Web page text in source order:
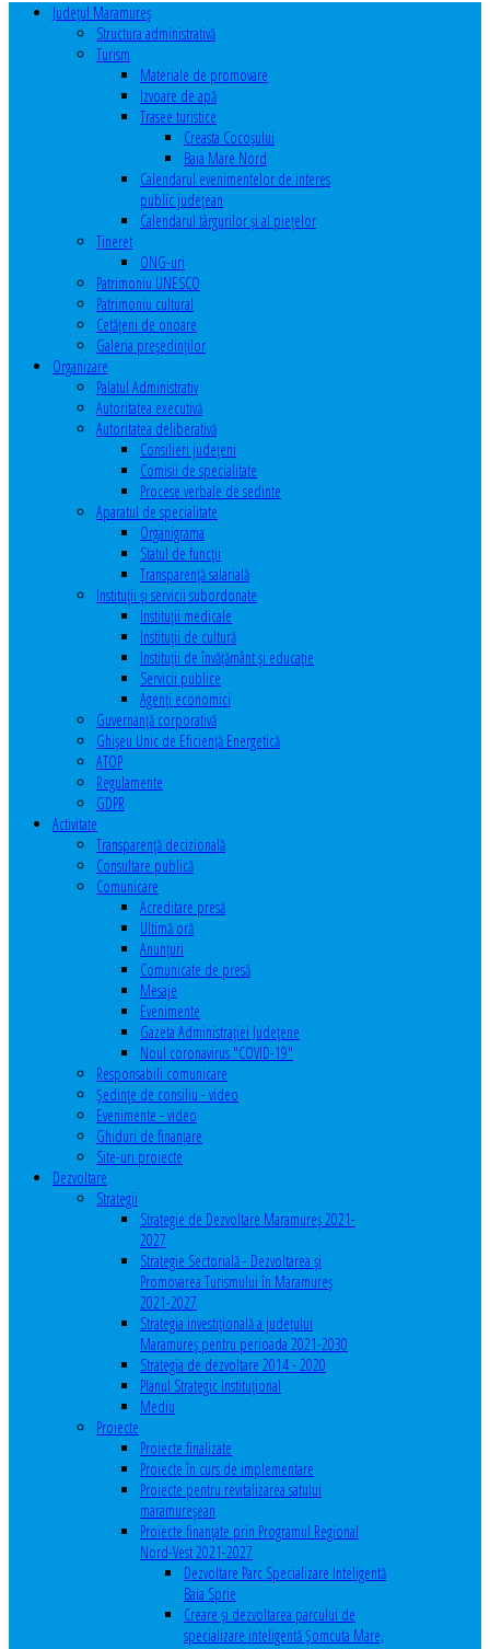
Judeţul Maramureş
Structura administrativă
Turism
Materiale de promovare
Izvoare de apă
Trasee turistice
Creasta Cocoșului
Baia Mare Nord
Calendarul evenimentelor de interes
public judeţean
Calendarul târgurilor şi al pieţelor
Tineret
ONG-uri
Patrimoniu UNESCO
Patrimoniu cultural
Cetăţeni de onoare
Galeria președinților
Organizare
Palatul Administrativ
Autoritatea executivă
Autoritatea deliberativă
Consilieri judeţeni
Comisii de specialitate
Procese verbale de sedinte
Aparatul de specialitate
Organigrama
Statul de funcții
Transparență salarială
Instituţii şi servicii subordonate
Instituţii medicale
Instituţii de cultură
Instituţii de învăţământ şi educaţie
Servicii publice
Agenţi economici
Guvernanță corporativă
Ghişeu Unic de Eficienţă Energetică
ATOP
Regulamente
GDPR
Activitate
Transparenţă decizională
Consultare publică
Comunicare
Acreditare presă
Ultimă oră
Anunţuri
Comunicate de presă
Mesaje
Evenimente
Gazeta Administraţiei Judeţene
Noul coronavirus "COVID-19"
Responsabili comunicare
Şedinţe de consiliu - video
Evenimente - video
Ghiduri de finanţare
Site-uri proiecte
Dezvoltare
Strategii
Strategie de Dezvoltare Maramureș 2021-
2027
Strategie Sectorială - Dezvoltarea și
Promovarea Turismului în Maramureș
2021-2027
Strategia investiţională a județului
Maramureș pentru perioada 2021-2030
Strategia de dezvoltare 2014 - 2020
Planul Strategic Instituţional
Mediu
Proiecte
Proiecte finalizate
Proiecte în curs de implementare
Proiecte pentru revitalizarea satului
maramureşean
Proiecte finanțate prin Programul Regional
Nord-Vest 2021-2027
Dezvoltare Parc Specializare Inteligentă
Baia Sprie
Creare și dezvoltarea parcului de
specializare inteligentă Șomcuta Mare,